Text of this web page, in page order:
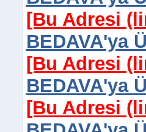
[Bu Adresi
BEDAVA'ya
[Bu Adresi
BEDAVA'ya
[Bu Adresi